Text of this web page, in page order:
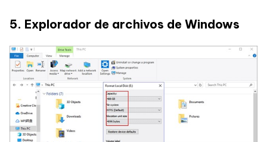
5. Explorador de archivos de Windows